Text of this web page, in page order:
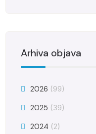
Arhiva objava
2026 (99)
2025 (39)
2024 (2)